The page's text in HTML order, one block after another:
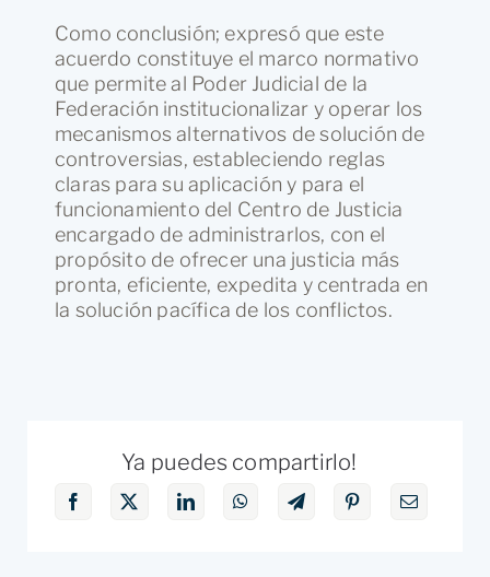
Como conclusión; expresó que este
acuerdo constituye el marco normativo
que permite al Poder Judicial de la
Federación institucionalizar y operar los
mecanismos alternativos de solución de
controversias, estableciendo reglas
claras para su aplicación y para el
funcionamiento del Centro de Justicia
encargado de administrarlos, con el
propósito de ofrecer una justicia más
pronta, eficiente, expedita y centrada en
la solución pacífica de los conflictos.
Ya puedes compartirlo!